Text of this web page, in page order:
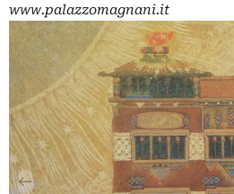
www.palazzomagnani.it